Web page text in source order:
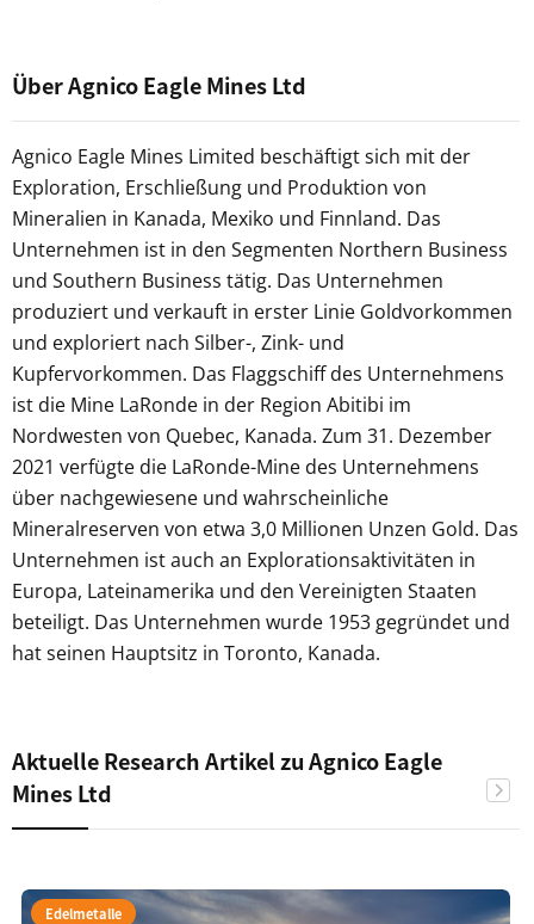
Über Agnico Eagle Mines Ltd
Agnico Eagle Mines Limited beschäftigt sich mit der
Exploration, Erschließung und Produktion von
Mineralien in Kanada, Mexiko und Finnland. Das
Unternehmen ist in den Segmenten Northern Business
und Southern Business tätig. Das Unternehmen
produziert und verkauft in erster Linie Goldvorkommen
und exploriert nach Silber-, Zink- und
Kupfervorkommen. Das Flaggschiff des Unternehmens
ist die Mine LaRonde in der Region Abitibi im
Nordwesten von Quebec, Kanada. Zum 31. Dezember
2021 verfügte die LaRonde-Mine des Unternehmens
über nachgewiesene und wahrscheinliche
Mineralreserven von etwa 3,0 Millionen Unzen Gold. Das
Unternehmen ist auch an Explorationsaktivitäten in
Europa, Lateinamerika und den Vereinigten Staaten
beteiligt. Das Unternehmen wurde 1953 gegründet und
hat seinen Hauptsitz in Toronto, Kanada.
Aktuelle Research Artikel zu Agnico Eagle
Mines Ltd
Edelmetalle